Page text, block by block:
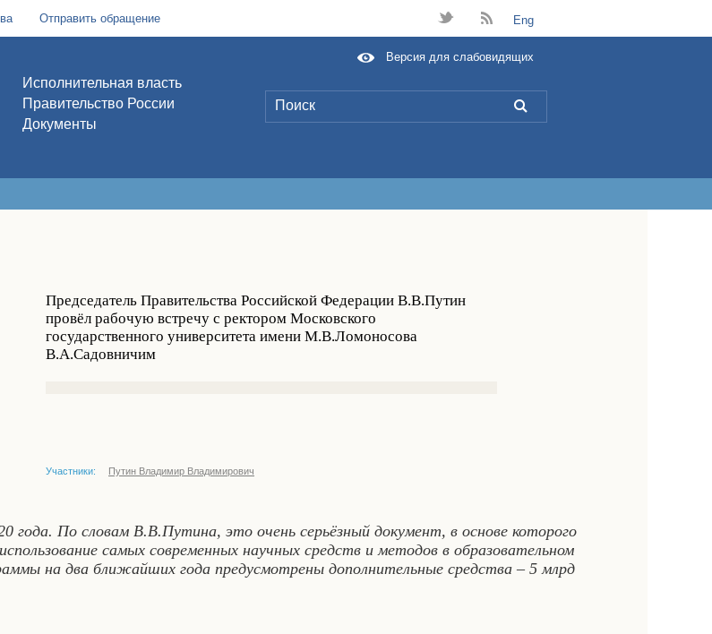
Отправить обращение t B Eng
Исполнительная власть
Правительство России
Документы
L
Версия для слабовидящих
Председатель Правительства Российской Федерации В.В.Путин
провёл рабочую встречу с ректором Московского
государственного университета имени М.В.Ломоносова
В.А.Садовничим
Участники: Путин Владимир Владимирович
По словам В.В.Путина, это очень серьёзный документ, в основе которого
самых современных научных средств и методов в образовательном
на два ближайших года предусмотрены дополнительные средства – 5 млрд